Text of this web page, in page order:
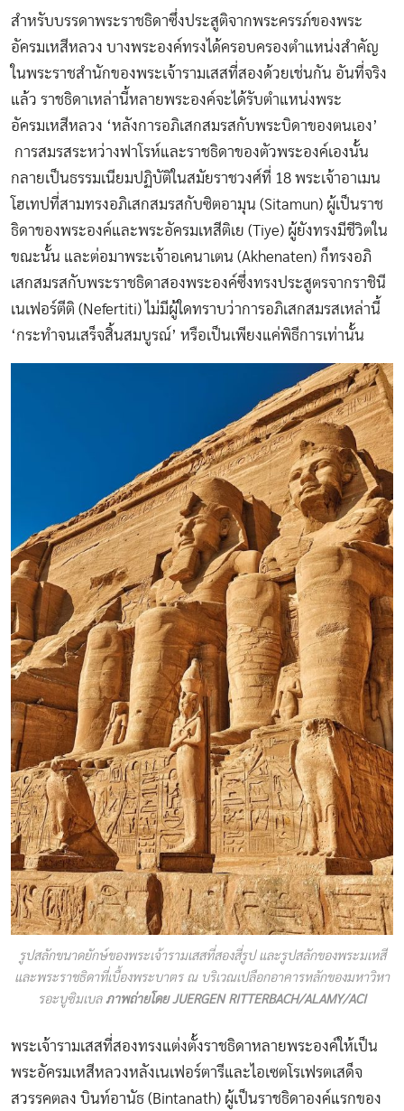
สำหรับบรรดาพระราชธิดาซึ่งประสูติจากพระครรภ์ของพระ
อัครมเหสีหลวง บางพระองค์ทรงได้ครอบครองตำแหน่งสำคัญ
ในพระราชสำนักของพระเจ้ารามเสสที่สองด้วยเช่นกัน อันที่จริง
แล้ว ราชธิดาเหล่านี้หลายพระองค์จะได้รับตำแหน่งพระ
อัครมเหสีหลวง ‘หลังการอภิเสกสมรสกับพระบิดาของตนเอง’
การสมรสระหว่างฟาโรห์และราชธิดาของตัวพระองค์เองนั้น
กลายเป็นธรรมเนียมปฏิบัติในสมัยราชวงศ์ที่ 18 พระเจ้าอาเมน
โฮเทปที่สามทรงอภิเสกสมรสกับซิตอามุน (Sitamun) ผู้เป็นราช
ธิดาของพระองค์และพระอัครมเหสีติเย (Tiye) ผู้ยังทรงมีชีวิตใน
ขณะนั้น และต่อมาพระเจ้าอเคนาเตน (Akhenaten) ก็ทรงอภิ
เสกสมรสกับพระราชธิดาสองพระองค์ซึ่งทรงประสูตรจากราชินี
เนเฟอร์ตีติ (Nefertiti) ไม่มีผู้ใดทราบว่าการอภิเสกสมรสเหล่านี้
‘กระทำจนเสร็จสิ้นสมบูรณ์’ หรือเป็นเพียงแค่พิธีการเท่านั้น
รูปสลักขนาดยักษ์ของพระเจ้ารามเสสที่สองสี่รูป และรูปสลักของพระมเหสี
และพระราชธิดาที่เบื้องพระบาตร ณ บริเวณเปลือกอาคารหลักของมหาวิหา
รอะบูซิมเบล ภาพถ่ายโดย JUERGEN RITTERBACH/ALAMY/ACI
พระเจ้ารามเสสที่สองทรงแต่งตั้งราชธิดาหลายพระองค์ให้เป็น
พระอัครมเหสีหลวงหลังเนเฟอร์ตารีและไอเซตโรเฟรตเสด็จ
สวรรคตลง บินท์อานัธ (Bintanath) ผู้เป็นราชธิดาองค์แรกของ